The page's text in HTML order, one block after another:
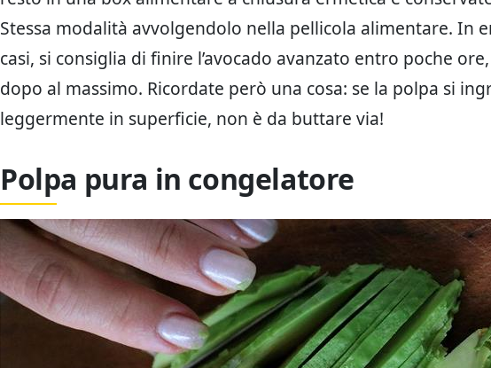
Stessa modalità avvolgendolo nella pellicola alimentare. In
casi, si consiglia di finire l’avocado avanzato entro poche
dopo al massimo. Ricordate però una cosa: se la polpa si
leggermente in superficie, non è da buttare via!
Polpa pura in congelatore